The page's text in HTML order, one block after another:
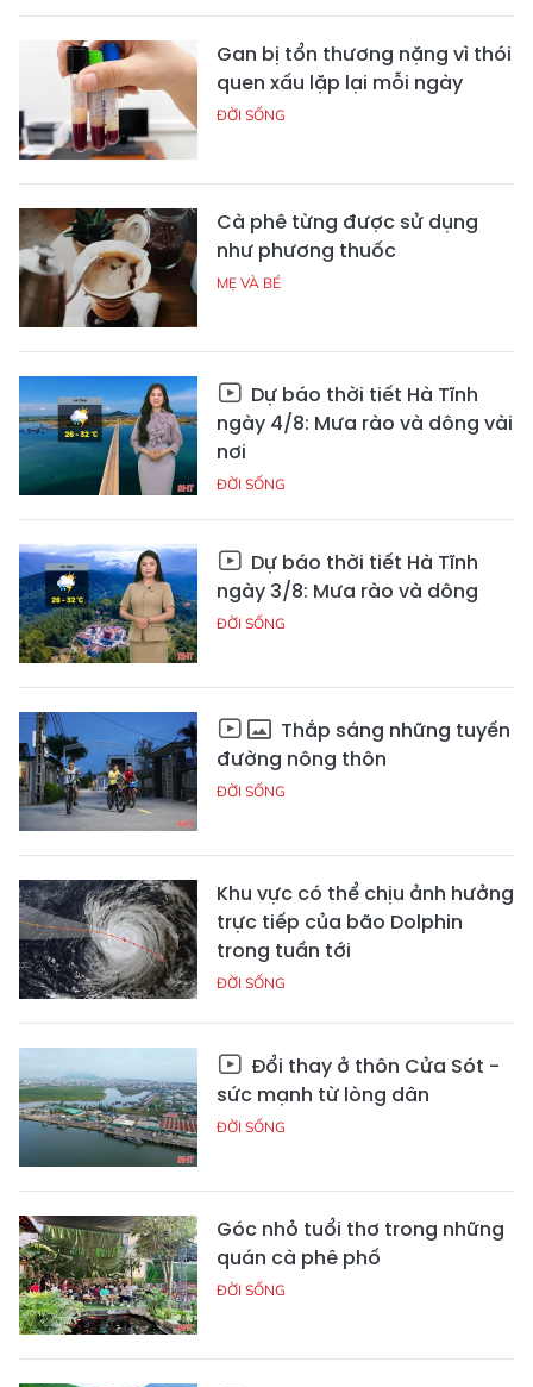
Gan bị tổn thương nặng vì thói
quen xấu lặp lại mỗi ngày
ĐỜI SỐNG
Cà phê từng được sử dụng
như phương thuốc
MẸ VÀ BÉ
Dự báo thời tiết Hà Tĩnh
ngày 4/8: Mưa rào và dông vài
nơi
ĐỜI SỐNG
Dự báo thời tiết Hà Tĩnh
ngày 3/8: Mưa rào và dông
ĐỜI SỐNG
Thắp sáng những tuyến
đường nông thôn
ĐỜI SỐNG
Khu vực có thể chịu ảnh hưởng
trực tiếp của bão Dolphin
trong tuần tới
ĐỜI SỐNG
Đổi thay ở thôn Cửa Sót -
sức mạnh từ lòng dân
ĐỜI SỐNG
Góc nhỏ tuổi thơ trong những
quán cà phê phố
ĐỜI SỐNG